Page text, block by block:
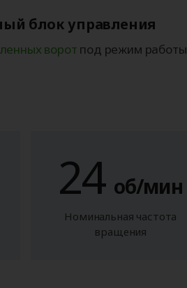
блок управления
ворот под режим работы
24 об/мин
Номинальная частота
вращения